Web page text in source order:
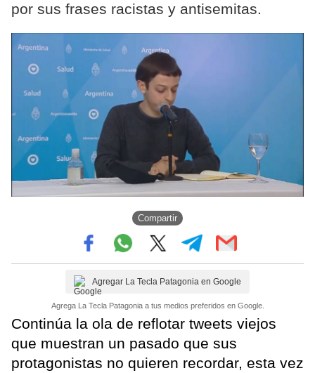
por sus frases racistas y antisemitas.
Compartir
Agregar La Tecla Patagonia en Google
Agrega La Tecla Patagonia a tus medios preferidos en Google.
Continúa la ola de reflotar tweets viejos
que muestran un pasado que sus
protagonistas no quieren recordar, esta vez